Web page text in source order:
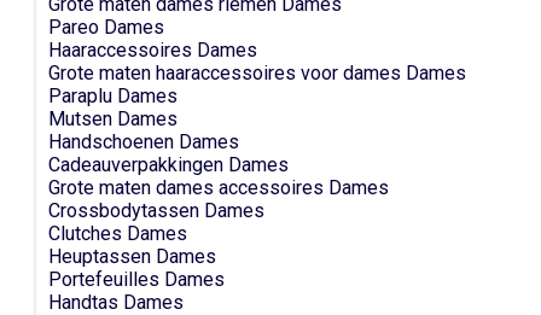
Pareo Dames
Haaraccessoires Dames
Grote maten haaraccessoires voor dames Dames
Paraplu Dames
Mutsen Dames
Handschoenen Dames
Cadeauverpakkingen Dames
Grote maten dames accessoires Dames
Crossbodytassen Dames
Clutches Dames
Heuptassen Dames
Portefeuilles Dames
Handtas Dames